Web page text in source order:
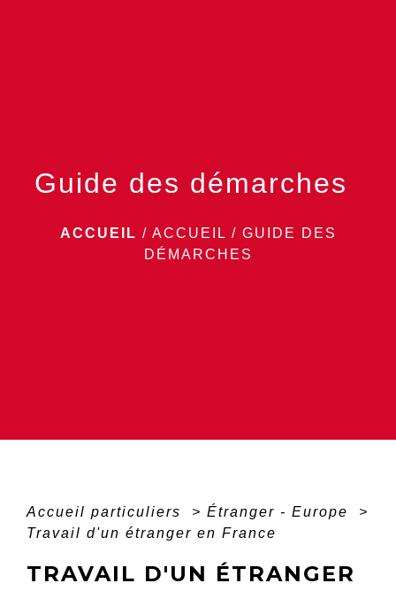
Guide des démarches
ACCUEIL / ACCUEIL / GUIDE DES
DÉMARCHES
Accueil particuliers > Étranger - Europe
>
Travail d'un étranger en France
TRAVAIL D'UN ÉTRANGER